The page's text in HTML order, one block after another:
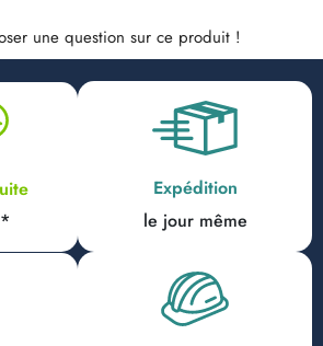
une question sur ce produit !
Expédition
le jour même